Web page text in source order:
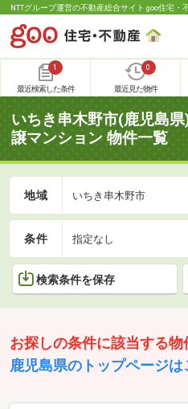
NTTグループ運営の不動産総合サイト goo住宅・
1
最近検索した条件
0
最近見た物件
いちき串木野市(鹿児島
譲マンション 物件一覧
地域 いちき串木野市
条件 指定なし
検索条件を保存
お探しの条件に該当する物
鹿児島県のトップページは